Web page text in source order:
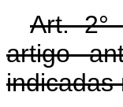
Art. 2°
artigo
indicadas